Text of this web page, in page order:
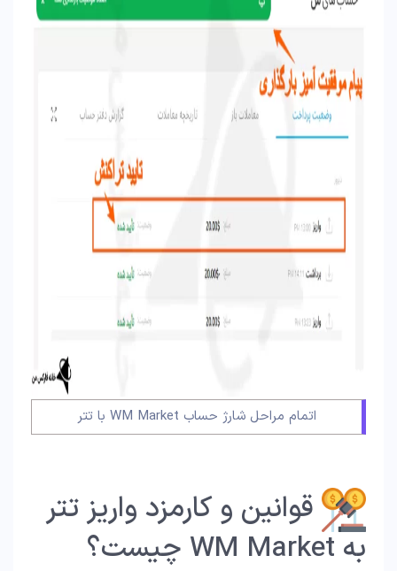
اتمام مراحل شارژ حساب WM Market با تتر
قوانین و کارمزد واریز تتر
به WM Market چیست؟